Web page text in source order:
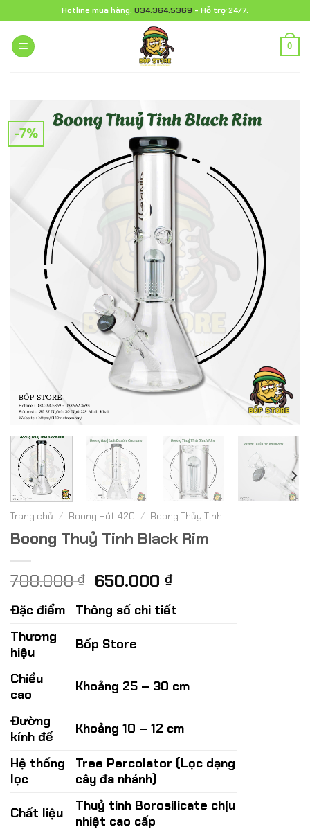
đến
nội
dung
Hotline mua hàng: 034.364.5369 - Hỗ trợ 24/7.
0
-7%
Trang chủ / Boong Hút 420 / Boong Thủy Tinh
Boong Thuỷ Tinh Black Rim
700.000₫ Giá
là:
650.000 ₫Giá
tại
Đặc điểm
Thông số chi tiết
Thương
hiệu
Bốp Store
Chiều
cao
Khoảng 25 – 30 cm
Đường
kính đế
Khoảng 10 – 12 cm
Hệ thống
lọc
Tree Percolator (Lọc dạng
cây đa nhánh)
Chất liệu
Thuỷ tinh Borosilicate chịu
nhiệt cao cấp